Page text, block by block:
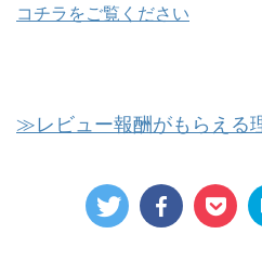
コチラをご覧ください
≫レビュー報酬がもらえる